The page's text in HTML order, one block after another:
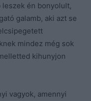
leszek én bonyolult,
galamb, aki azt se
mindez még sok
kihunyjon
vagyok, amennyi